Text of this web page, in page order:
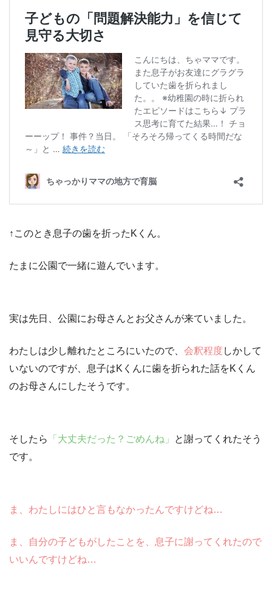
↑このとき息子の歯を折ったKくん。
たまに公園で一緒に遊んでいます。
実は先日、公園にお母さんとお父さんが来ていました。
わたしは少し離れたところにいたので、 会釈程度しかして
いないのですが、 息子はKくんに歯を折られた話をKくん
のお母さんにしたそうです。
そしたら 「大丈夫だった？ごめんね」
と謝ってくれたそう
です。
ま、わたしにはひと言もなかったんですけどね…
ま、自分の子どもがしたことを、息子に謝ってくれたので
いいんですけどね…